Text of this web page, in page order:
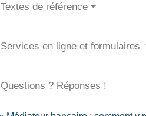
Textes de référence
Services en ligne et formulaires
Questions ? Réponses !